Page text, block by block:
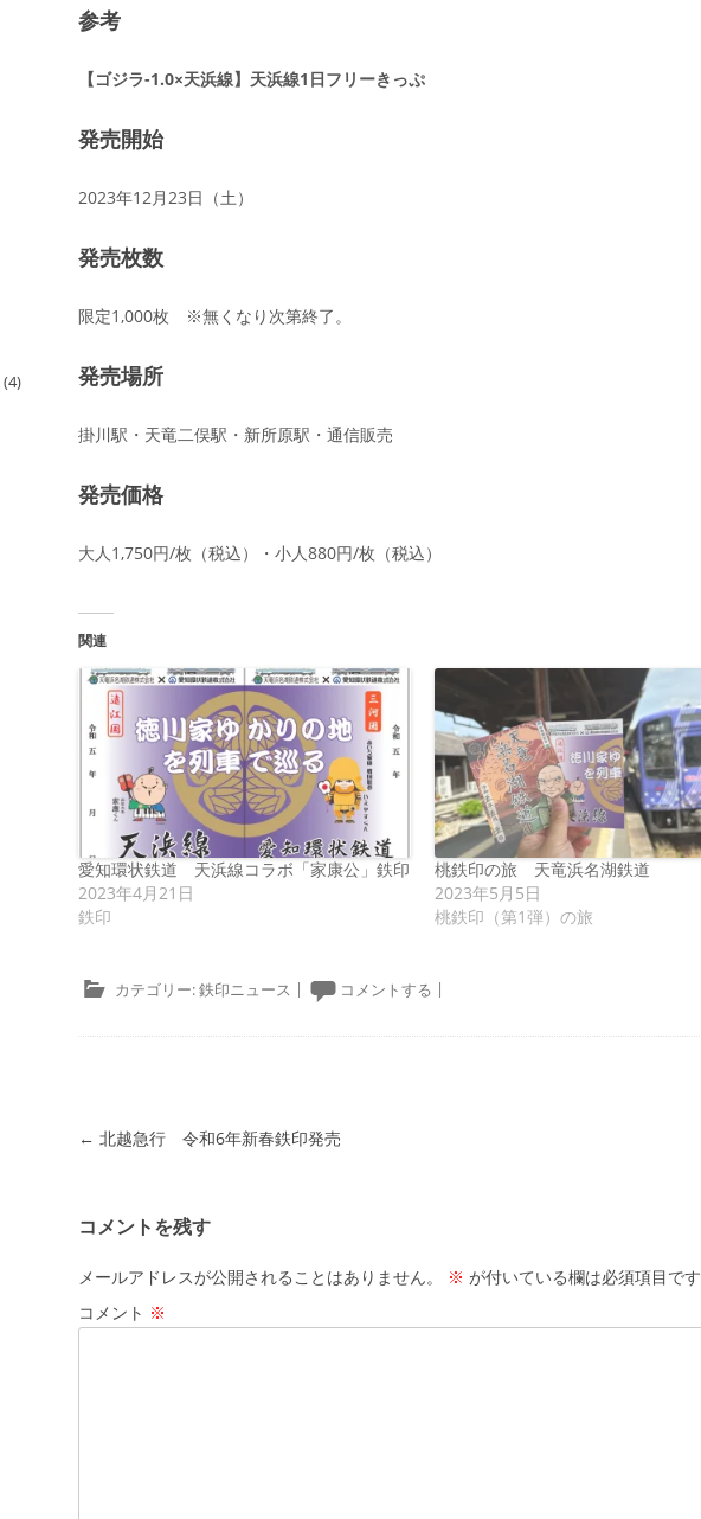
参考
【ゴジラ-1.0×天浜線】天浜線1日フリーきっぷ
発売開始
2023年12月23日（土）
発売枚数
限定1,000枚 ※無くなり次第終了。
発売場所
掛川駅・天竜二俣駅・新所原駅・通信販売
発売価格
大人1,750円/枚（税込）・小人880円/枚（税込）
関連
愛知環状鉄道 天浜線コラボ「家康公」鉄印
2023年4月21日
鉄印
桃鉄印の旅 天竜浜名湖鉄道
2023年5月5日
桃鉄印（第1弾）の旅
カテゴリー:鉄印ニュース | コメントする |
投稿ナビゲーション
← 北越急行 令和6年新春鉄印発売
コメントを残す
メールアドレスが公開されることはありません。 ※ が付いている欄は必須項目です
コメント ※
(4)